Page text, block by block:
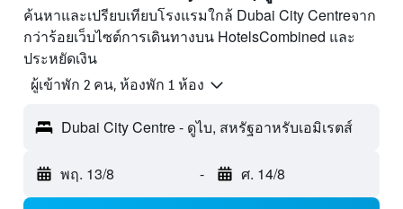
ค้นหาและเปรียบเทียบโรงแรมใกล้ Dubai City Centreจาก
กว่าร้อยเว็บไซต์การเดินทางบน HotelsCombined และ
ประหยัดเงิน
ผู้เข้าพัก 2 คน, ห้องพัก 1 ห้อง
Dubai City Centre - ดูไบ, สหรัฐอาหรับเอมิเรตส์
พฤ. 13/8 - ศ. 14/8